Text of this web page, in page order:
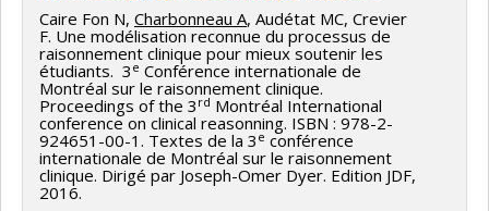
Caire Fon N, Charbonneau A, Audétat MC, Crevier
F. Une modélisation reconnue du processus de
raisonnement clinique pour mieux soutenir les
étudiants. 3 e Conférence internationale de
Montréal sur le raisonnement clinique.
Proceedings of the 3 rd Montréal International
conference on clinical reasonning. ISBN : 978-2-
924651-00-1. Textes de la 3 e conférence
internationale de Montréal sur le raisonnement
clinique. Dirigé par Joseph-Omer Dyer. Edition JDF,
2016.